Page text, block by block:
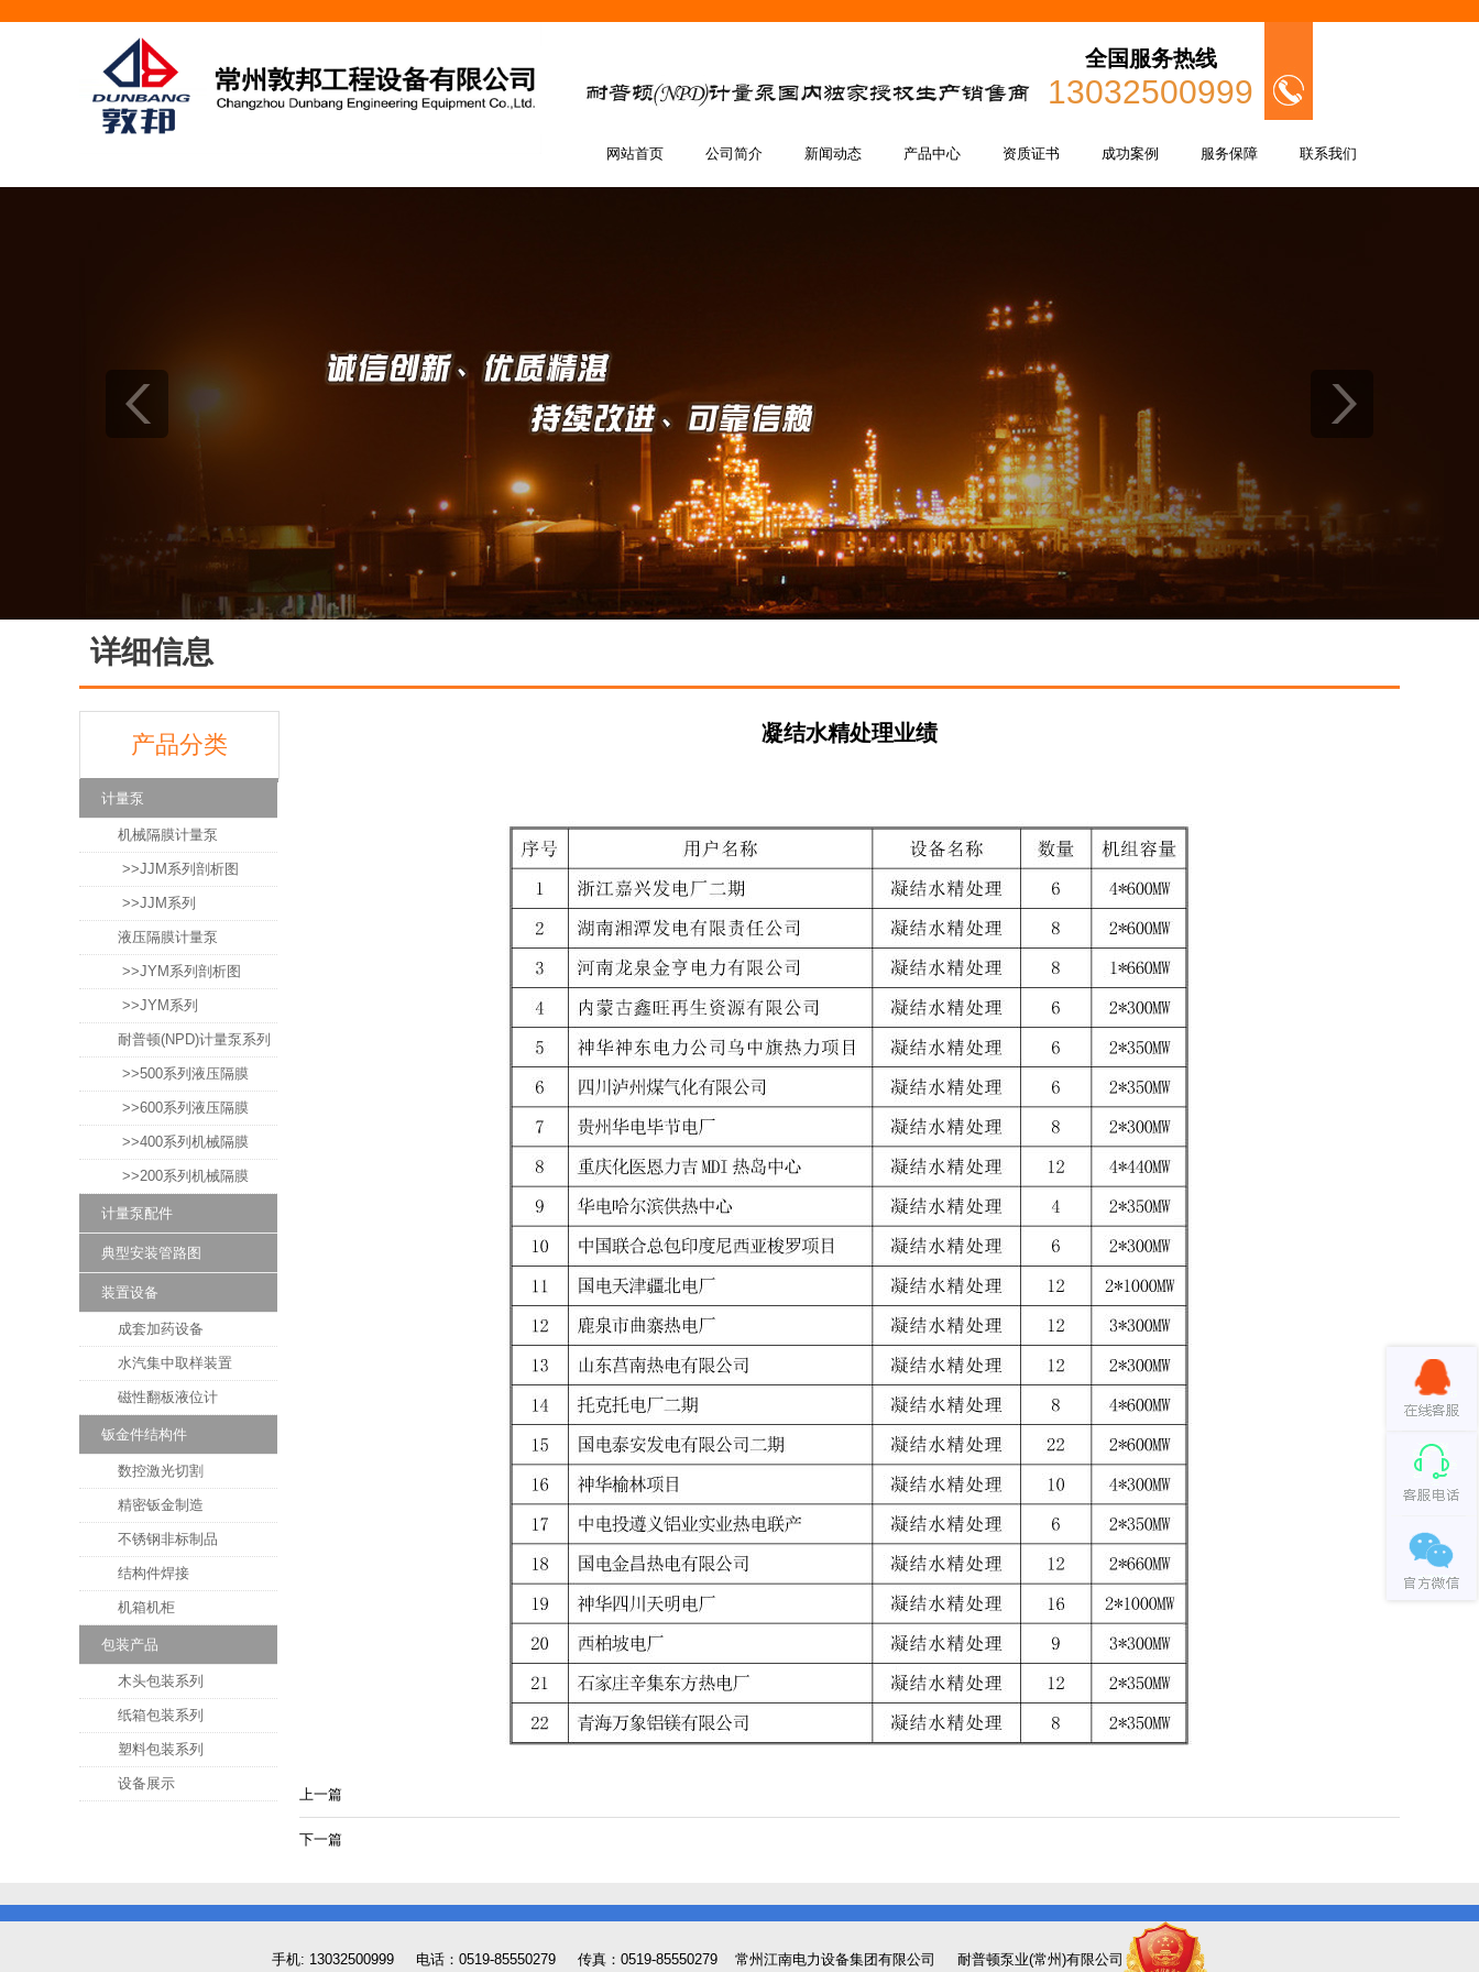
全国服务热线
13032500999
网站首页 公司简介 新闻动态 产品中心 资质证书 成功案例 服务保障 联系我们
详细信息
产品分类
计量泵
机械隔膜计量泵
>>JJM系列剖析图
>>JJM系列
液压隔膜计量泵
>>JYM系列剖析图
>>JYM系列
耐普顿(NPD)计量泵系列
>>500系列液压隔膜
>>600系列液压隔膜
>>400系列机械隔膜
>>200系列机械隔膜
计量泵配件
典型安装管路图
装置设备
成套加药设备
水汽集中取样装置
磁性翻板液位计
钣金件结构件
数控激光切割
精密钣金制造
不锈钢非标制品
结构件焊接
机箱机柜
包装产品
木头包装系列
纸箱包装系列
塑料包装系列
设备展示
凝结水精处理业绩
上一篇
下一篇
手机: 13032500999 电话：0519-85550279 传真：0519-85550279 常州江南电力设备集团有限公司 耐普顿泵业(常州)有限公司